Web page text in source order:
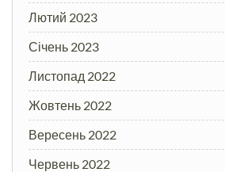
Лютий 2023
Січень 2023
Листопад 2022
Жовтень 2022
Вересень 2022
Червень 2022